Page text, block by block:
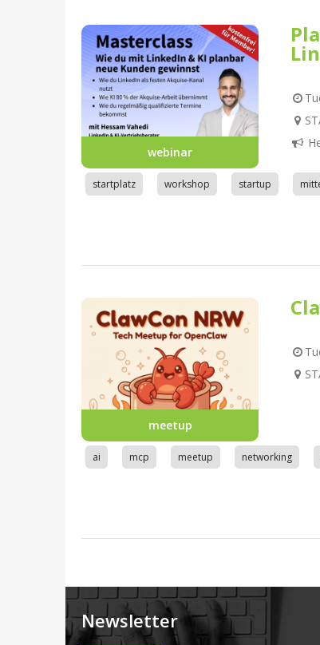
webinar
startplatz workshop startup
meetup
ai mcp meetup networking
Newsletter